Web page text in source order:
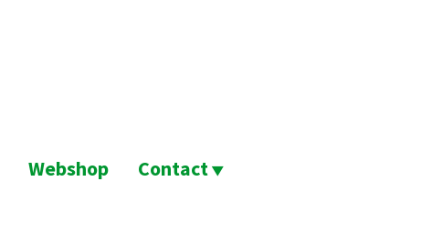
Webshop Contact